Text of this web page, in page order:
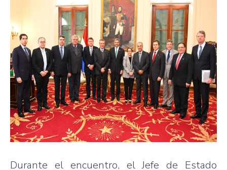
Durante el encuentro, el Jefe de Estado